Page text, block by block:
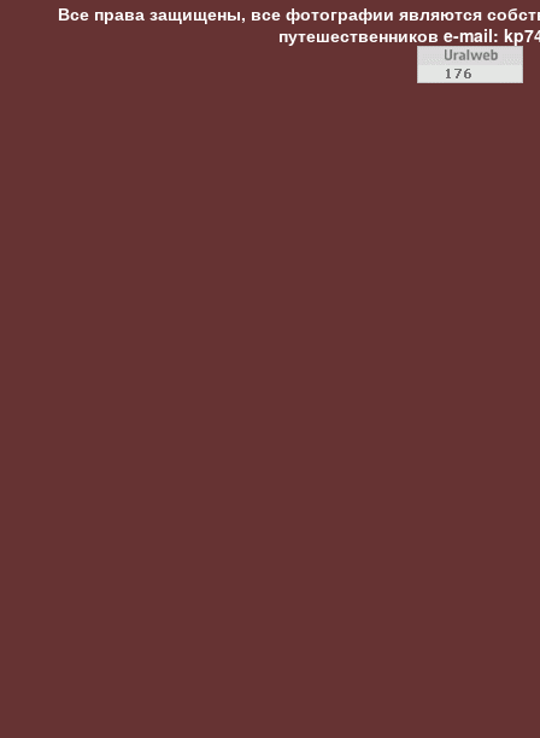
Все права защищены, все фотографии являются
путешественников e-mail: